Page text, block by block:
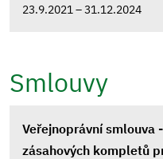
23.9.2021 – 31.12.2024
Smlouvy
Veřejnoprávní smlouva
zásahových kompletů